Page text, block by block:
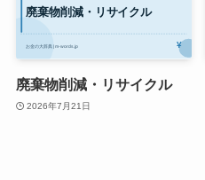
廃棄物削減・リサイクル
2026年7月21日